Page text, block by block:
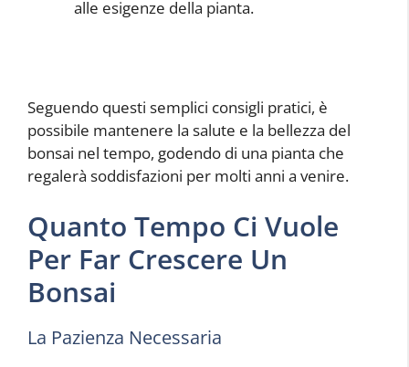
alle esigenze della pianta.
Seguendo questi semplici consigli pratici, è
possibile mantenere la salute e la bellezza del
bonsai nel tempo, godendo di una pianta che
regalerà soddisfazioni per molti anni a venire.
Quanto Tempo Ci Vuole
Per Far Crescere Un
Bonsai
La Pazienza Necessaria